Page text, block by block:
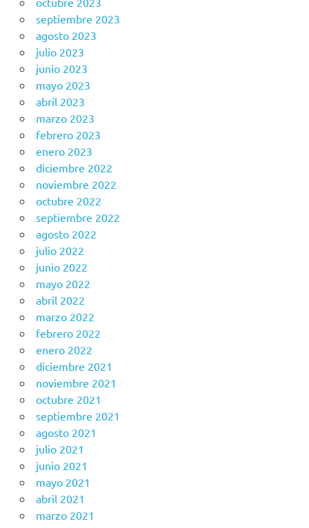
septiembre 2023
agosto 2023
julio 2023
junio 2023
mayo 2023
abril 2023
marzo 2023
febrero 2023
enero 2023
diciembre 2022
noviembre 2022
octubre 2022
septiembre 2022
agosto 2022
julio 2022
junio 2022
mayo 2022
abril 2022
marzo 2022
febrero 2022
enero 2022
diciembre 2021
noviembre 2021
octubre 2021
septiembre 2021
agosto 2021
julio 2021
junio 2021
mayo 2021
abril 2021
marzo 2021